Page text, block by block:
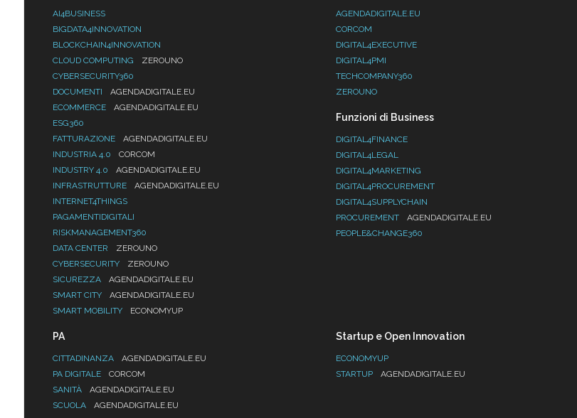
AI4BUSINESS
BIGDATA4INNOVATION
BLOCKCHAIN4INNOVATION
CLOUD COMPUTING
ZEROUNO
CYBERSECURITY360
DOCUMENTI
AGENDADIGITALE.EU
ECOMMERCE
AGENDADIGITALE.EU
ESG360
FATTURAZIONE
AGENDADIGITALE.EU
INDUSTRIA 4.0
CORCOM
INDUSTRY 4.0
AGENDADIGITALE.EU
INFRASTRUTTURE
AGENDADIGITALE.EU
INTERNET4THINGS
PAGAMENTIDIGITALI
RISKMANAGEMENT360
DATA CENTER
ZEROUNO
CYBERSECURITY
ZEROUNO
SICUREZZA
AGENDADIGITALE.EU
SMART CITY
AGENDADIGITALE.EU
SMART MOBILITY
ECONOMYUP
AGENDADIGITALE.EU
CORCOM
DIGITAL4EXECUTIVE
DIGITAL4PMI
TECHCOMPANY360
ZEROUNO
Funzioni di Business
DIGITAL4FINANCE
DIGITAL4LEGAL
DIGITAL4MARKETING
DIGITAL4PROCUREMENT
DIGITAL4SUPPLYCHAIN
PROCUREMENT
AGENDADIGITALE.EU
PEOPLE&CHANGE360
PA
CITTADINANZA
AGENDADIGITALE.EU
PA DIGITALE
CORCOM
SANITÀ
AGENDADIGITALE.EU
SCUOLA
AGENDADIGITALE.EU
Startup e Open Innovation
ECONOMYUP
STARTUP
AGENDADIGITALE.EU